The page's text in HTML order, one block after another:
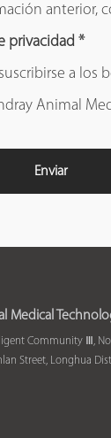
anterior,
privacidad *
a los
Animal
Medical
Community Ⅲ,
Street, Longhua